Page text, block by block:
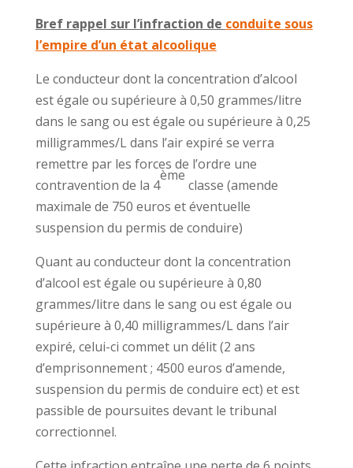
Bref rappel sur l’infraction de conduite sous
l’empire d’un état alcoolique
Le conducteur dont la concentration d’alcool
est égale ou supérieure à 0,50 grammes/litre
dans le sang ou est égale ou supérieure à 0,25
milligrammes/L dans l’air expiré se verra
remettre par les forces de l’ordre une
contravention de la 4
ème
classe (amende
maximale de 750 euros et éventuelle
suspension du permis de conduire)
Quant au conducteur dont la concentration
d’alcool est égale ou supérieure à 0,80
grammes/litre dans le sang ou est égale ou
supérieure à 0,40 milligrammes/L dans l’air
expiré, celui-ci commet un délit (2 ans
d’emprisonnement ; 4500 euros d’amende,
suspension du permis de conduire ect) et est
passible de poursuites devant le tribunal
correctionnel.